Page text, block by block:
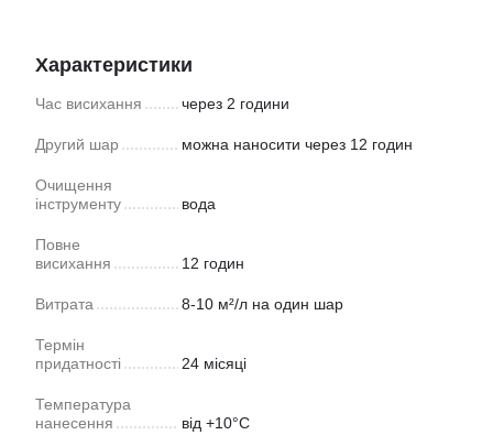
Характеристики
Час висихання через 2 години
Другий шар можна наносити через 12 годин
Очищення
інструменту
вода
Повне
висихання
12 годин
Витрата 8-10 м²/л на один шар
Термін
придатності
24 місяці
Температура
нанесення
від +10°С